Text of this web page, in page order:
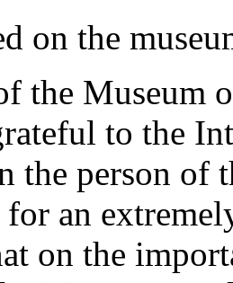
on the
the
to the
the person of
for an
on the